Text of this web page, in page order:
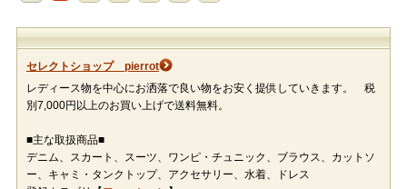
セレクトショップ pierrot
レディース物を中心にお洒落で良い物をお安く提供していきます。 税
別7,000円以上のお買い上げで送料無料。
■主な取扱商品■
デニム、スカート、スーツ、ワンピ・チュニック、ブラウス、カットソ
ー、キャミ・タンクトップ、アクセサリー、水着、ドレス